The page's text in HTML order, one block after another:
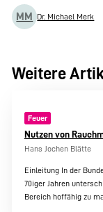
MM Dr. Michael Merk
Weitere
Feuer
Nutzen von
Hans Jochen Blätte
Einleitung In der
70iger Jahren
Bereich hoffähig zu